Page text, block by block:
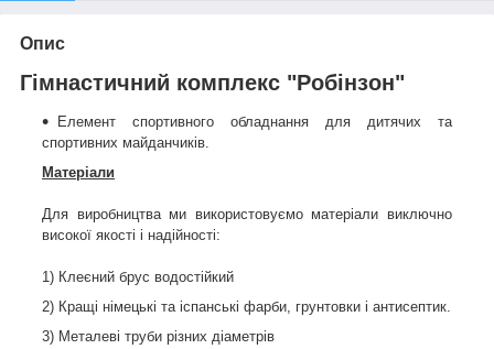
Опис
Гімнастичний комплекс "Робінзон"
Елемент спортивного обладнання для дитячих та
спортивних майданчиків.
Матеріали
Для виробництва ми використовуємо матеріали виключно
високої якості і надійності:
1) Клеєний брус водостійкий
2) Кращі німецькі та іспанські фарби, грунтовки і антисептик.
3) Металеві труби різних діаметрів